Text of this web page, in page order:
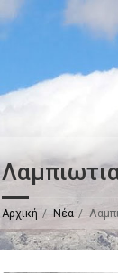
Αρχική Νέα